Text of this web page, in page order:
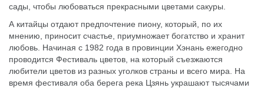
сады, чтобы любоваться прекрасными цветами сакуры.
А китайцы отдают предпочтение пиону, который, по их
мнению, приносит счастье, приумножает богатство и хранит
любовь. Начиная с 1982 года в провинции Хэнань ежегодно
проводится Фестиваль цветов, на который съезжаются
любители цветов из разных уголков страны и всего мира. На
время фестиваля оба берега река Цзянь украшают тысячами